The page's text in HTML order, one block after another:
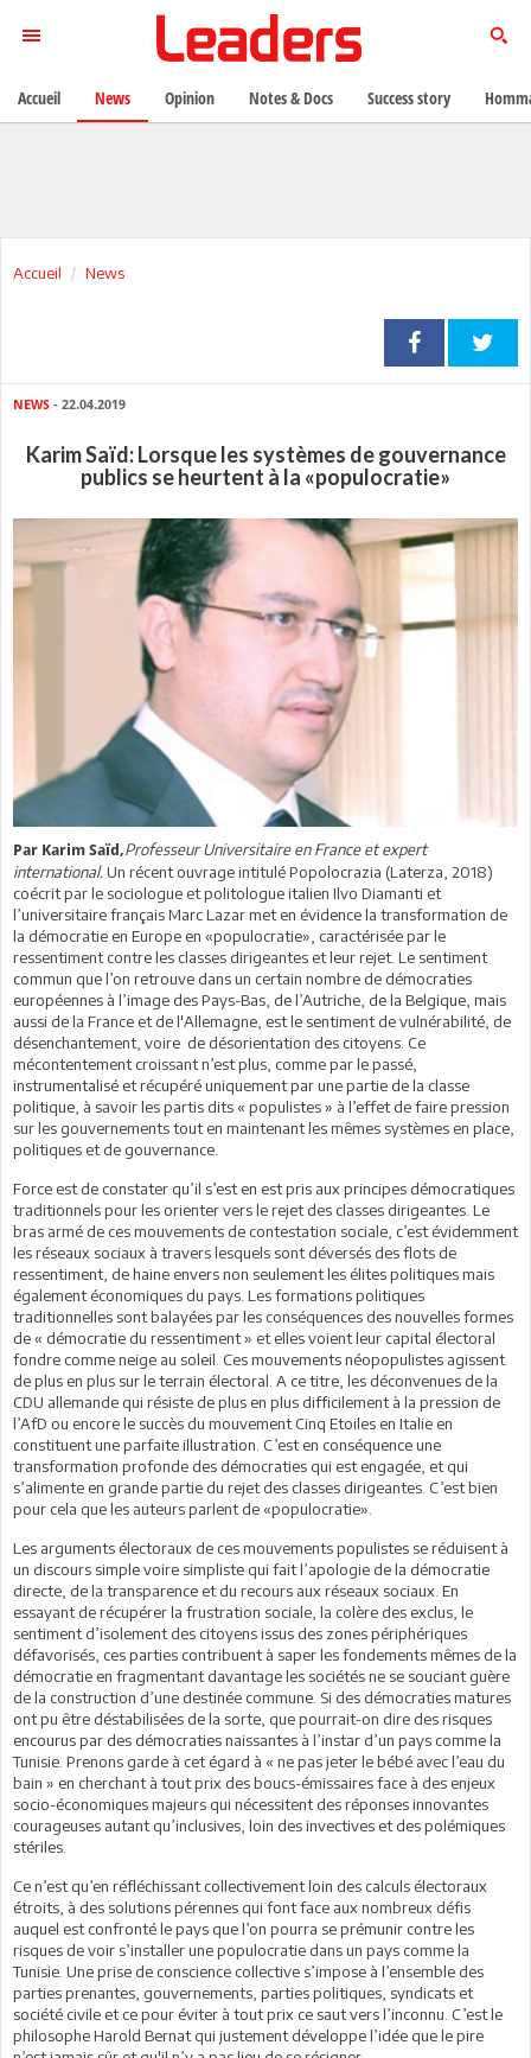
Accueil News
NEWS - 22.04.2019
Karim Saïd: Lorsque les systèmes de gouvernance
publics se heurtent à la «populocratie»
Par Karim Saïd,Professeur Universitaire en France et expert
international. Un récent ouvrage intitulé Popolocrazia (Laterza, 2018)
coécrit par le sociologue et politologue italien Ilvo Diamanti et
l’universitaire français Marc Lazar met en évidence la transformation de
la démocratie en Europe en «populocratie», caractérisée par le
ressentiment contre les classes dirigeantes et leur rejet. Le sentiment
commun que l’on retrouve dans un certain nombre de démocraties
européennes à l’image des Pays-Bas, de l’Autriche, de la Belgique, mais
aussi de la France et de l'Allemagne, est le sentiment de vulnérabilité, de
désenchantement, voire de désorientation des citoyens. Ce
mécontentement croissant n’est plus, comme par le passé,
instrumentalisé et récupéré uniquement par une partie de la classe
politique, à savoir les partis dits « populistes » à l’effet de faire pression
sur les gouvernements tout en maintenant les mêmes systèmes en place,
politiques et de gouvernance.
Force est de constater qu’il s’est en est pris aux principes démocratiques
traditionnels pour les orienter vers le rejet des classes dirigeantes. Le
bras armé de ces mouvements de contestation sociale, c’est évidemment
les réseaux sociaux à travers lesquels sont déversés des flots de
ressentiment, de haine envers non seulement les élites politiques mais
également économiques du pays. Les formations politiques
traditionnelles sont balayées par les conséquences des nouvelles formes
de « démocratie du ressentiment » et elles voient leur capital électoral
fondre comme neige au soleil. Ces mouvements néopopulistes agissent
de plus en plus sur le terrain électoral. A ce titre, les déconvenues de la
CDU allemande qui résiste de plus en plus difficilement à la pression de
l’AfD ou encore le succès du mouvement Cinq Etoiles en Italie en
constituent une parfaite illustration. C’est en conséquence une
transformation profonde des démocraties qui est engagée, et qui
s’alimente en grande partie du rejet des classes dirigeantes. C’est bien
pour cela que les auteurs parlent de «populocratie».
Les arguments électoraux de ces mouvements populistes se réduisent à
un discours simple voire simpliste qui fait l’apologie de la démocratie
directe, de la transparence et du recours aux réseaux sociaux. En
essayant de récupérer la frustration sociale, la colère des exclus, le
sentiment d’isolement des citoyens issus des zones périphériques
défavorisés, ces parties contribuent à saper les fondements mêmes de la
démocratie en fragmentant davantage les sociétés ne se souciant guère
de la construction d’une destinée commune. Si des démocraties matures
ont pu être déstabilisées de la sorte, que pourrait-on dire des risques
encourus par des démocraties naissantes à l’instar d’un pays comme la
Tunisie. Prenons garde à cet égard à « ne pas jeter le bébé avec l’eau du
bain » en cherchant à tout prix des boucs-émissaires face à des enjeux
socio-économiques majeurs qui nécessitent des réponses innovantes
courageuses autant qu’inclusives, loin des invectives et des polémiques
stériles.
Ce n’est qu’en réfléchissant collectivement loin des calculs électoraux
étroits, à des solutions pérennes qui font face aux nombreux défis
auquel est confronté le pays que l’on pourra se prémunir contre les
risques de voir s’installer une populocratie dans un pays comme la
Tunisie. Une prise de conscience collective s’impose à l’ensemble des
parties prenantes, gouvernements, parties politiques, syndicats et
société civile et ce pour éviter à tout prix ce saut vers l’inconnu. C’est le
philosophe Harold Bernat qui justement développe l’idée que le pire
Accueil News Opinion Notes & Docs Success story